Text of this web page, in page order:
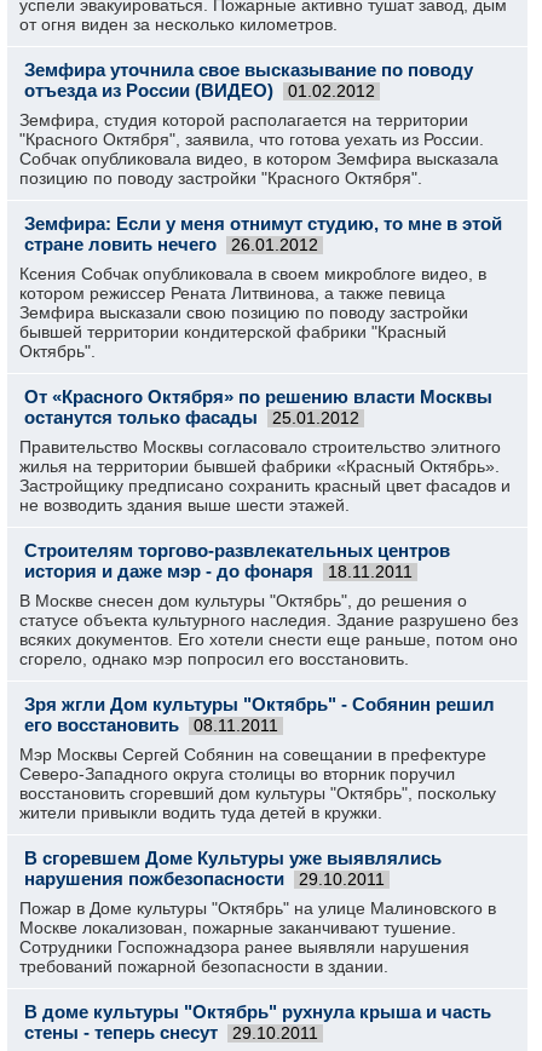
успели эвакуироваться. Пожарные активно тушат завод, дым
от огня виден за несколько километров.
Земфира уточнила свое высказывание по поводу
отъезда из России (ВИДЕО)
01.02.2012
Земфира, студия которой располагается на территории
"Красного Октября", заявила, что готова уехать из России.
Собчак опубликовала видео, в котором Земфира высказала
позицию по поводу застройки "Красного Октября".
Земфира: Если у меня отнимут студию, то мне в этой
стране ловить нечего
26.01.2012
Ксения Собчак опубликовала в своем микроблоге видео, в
котором режиссер Рената Литвинова, а также певица
Земфира высказали свою позицию по поводу застройки
бывшей территории кондитерской фабрики "Красный
Октябрь".
От «Красного Октября» по решению власти Москвы
останутся только фасады
25.01.2012
Правительство Москвы согласовало строительство элитного
жилья на территории бывшей фабрики «Красный Октябрь».
Застройщику предписано сохранить красный цвет фасадов и
не возводить здания выше шести этажей.
Строителям торгово-развлекательных центров
история и даже мэр - до фонаря
18.11.2011
В Москве снесен дом культуры "Октябрь", до решения о
статусе объекта культурного наследия. Здание разрушено без
всяких документов. Его хотели снести еще раньше, потом оно
сгорело, однако мэр попросил его восстановить.
Зря жгли Дом культуры "Октябрь" - Собянин решил
его восстановить
08.11.2011
Мэр Москвы Сергей Собянин на совещании в префектуре
Северо-Западного округа столицы во вторник поручил
восстановить сгоревший дом культуры "Октябрь", поскольку
жители привыкли водить туда детей в кружки.
В сгоревшем Доме Культуры уже выявлялись
нарушения пожбезопасности
29.10.2011
Пожар в Доме культуры "Октябрь" на улице Малиновского в
Москве локализован, пожарные заканчивают тушение.
Сотрудники Госпожнадзора ранее выявляли нарушения
требований пожарной безопасности в здании.
В доме культуры "Октябрь" рухнула крыша и часть
стены - теперь снесут
29.10.2011